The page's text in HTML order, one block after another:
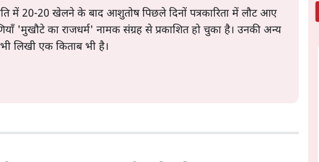
में 20-20 खेलने के बाद आशुतोष पिछले दिनों पत्रकारिता में लौट आए
'मुखौटे का राजधर्म' नामक संग्रह से प्रकाशित हो चुका है। उनकी अन्य
लिखी एक किताब भी है।